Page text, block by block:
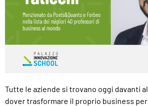
Tutte le aziende si trovano oggi davanti
dover trasformare il proprio business